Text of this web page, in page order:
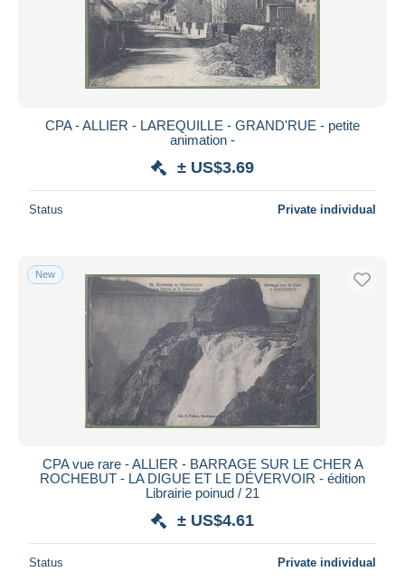
CPA - ALLIER - LAREQUILLE - GRAND'RUE - petite
animation -
± US$3.69
Status Private individual
New
CPA vue rare - ALLIER - BARRAGE SUR LE CHER A
ROCHEBUT - LA DIGUE ET LE DÉVERVOIR - édition
Librairie poinud / 21
± US$4.61
Status Private individual